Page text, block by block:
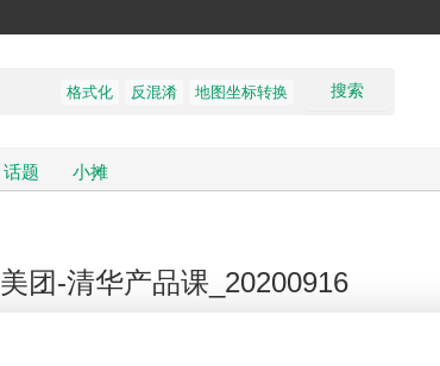
搜索
格式化 反混淆 地图坐标转换
话题 小摊
美团-清华产品课_20200916